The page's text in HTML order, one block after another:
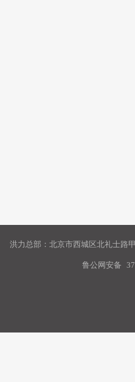
洪力总部：北京市西城区北礼士路
鲁公网安备